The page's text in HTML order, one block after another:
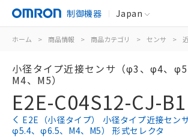
制御機器 Japan
ホーム > 商品情報 > 商品カテゴリ > センサ >
小径タイプ近接センサ（φ3、φ4、
M4、M5）
E2E-C04S12-CJ-
E2E（小径タイプ） 小径タイプ近接セン
φ5.4、φ6.5、M4、M5） 形式セレクタ